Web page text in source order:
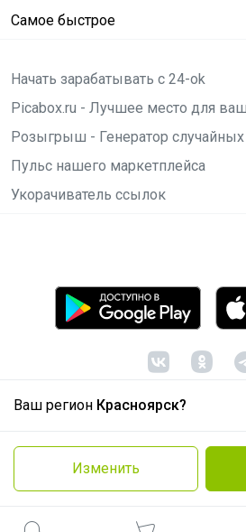
Ваш регион Красноярск?
Изменить
Самое быстрое
Начать зарабатывать с 24-ok
Picabox.ru - Лучшее место для
Розыгрыш - Генератор случайных
Пульс нашего маркетплейса
Укорачиватель ссылок
© ООО "Лявита", ОГРН
Политика
Cоглашение